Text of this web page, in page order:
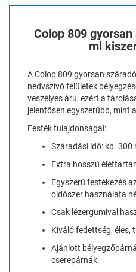
Colop 809
ml
A Colop 809 gyorsan
nedvszívó felületek
veszélyes áru, ezért a
jelentősen egyszerűbb, mint
Festék tulajdonságai:
Száradási idő: kb. 300
Extra hosszú
Egyszerű festékezés
oldószer használata
Csak lézergumival
Kiváló fedettség, éles,
Ajánlott
cserepárnák.